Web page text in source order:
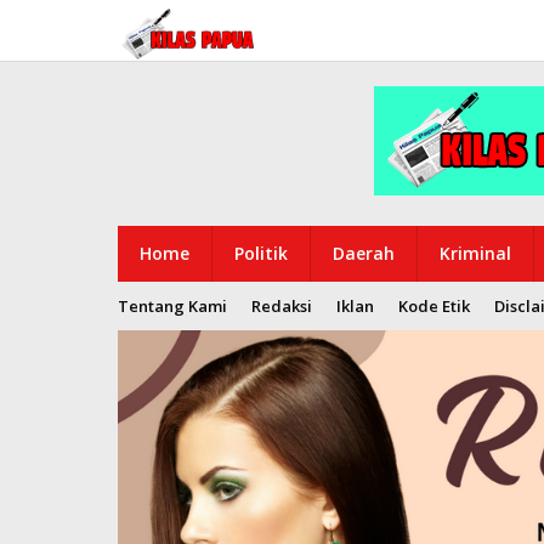
konten
Home Politik Daerah Kriminal
Tentang Kami Redaksi Iklan Kode Etik